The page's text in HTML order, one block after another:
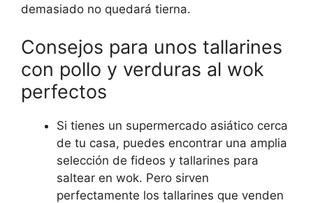
demasiado no quedará tierna.
Consejos para unos tallarines
con pollo y verduras al wok
perfectos
Si tienes un supermercado asiático cerca
de tu casa, puedes encontrar una amplia
selección de fideos y tallarines para
saltear en wok. Pero sirven
perfectamente los tallarines que venden